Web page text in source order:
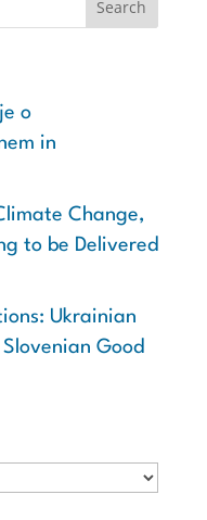
o
in
Change,
to be Delivered
Ukrainian
Good